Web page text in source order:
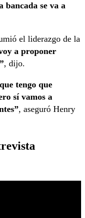
bancada se va a
el liderazgo de la
a proponer
, dijo.
tengo que
sí vamos a
, aseguró Henry